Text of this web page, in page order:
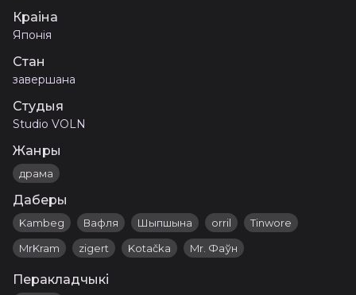
Краіна
Японія
Стан
завершана
Студыя
Studio VOLN
Жанры
драма
Даберы
Kambeg Вафля Шыпшына orril
Tinwore
MrKram
zigert Kotačka Mr. Фаўн
Перакладчыкі